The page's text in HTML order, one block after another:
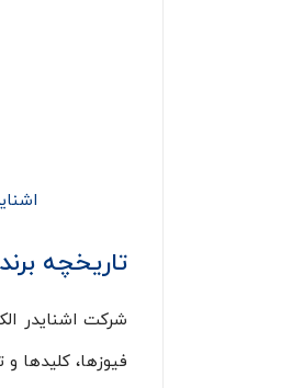
تاریخچه
فیوزها، کلیدها